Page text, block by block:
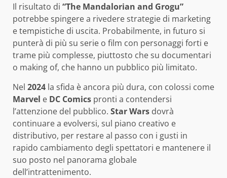
Il risultato di “The Mandalorian and Grogu”
potrebbe spingere a rivedere strategie di marketing
e tempistiche di uscita. Probabilmente, in futuro si
punterà di più su serie o film con personaggi forti e
trame più complesse, piuttosto che su documentari
o making of, che hanno un pubblico più limitato.
Nel 2024 la sfida è ancora più dura, con colossi come
Marvel e DC Comics pronti a contendersi
l’attenzione del pubblico. Star Wars dovrà
continuare a evolversi, sul piano creativo e
distributivo, per restare al passo con i gusti in
rapido cambiamento degli spettatori e mantenere il
suo posto nel panorama globale
dell’intrattenimento.